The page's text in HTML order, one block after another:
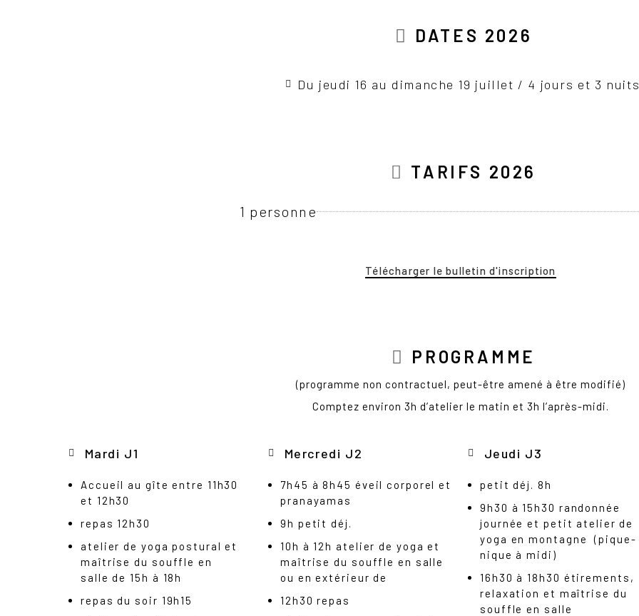
DATES 2026
Du jeudi 16 au dimanche 19 juillet / 4 jours et 3
TARIFS 2026
1 personne
Télécharger le bulletin d'inscription
PROGRAMME
(programme non contractuel, peut-être amené à être modifié)
Comptez environ 3h d’atelier le matin et 3h l’après-midi.
Mardi J1
Accueil au gîte entre 11h30
et 12h30
repas 12h30
atelier de yoga postural et
maîtrise du souffle en
salle de 15h à 18h
repas du soir 19h15
Mercredi J2
7h45 à 8h45 éveil corporel et
pranayamas
9h petit déj.
10h à 12h atelier de yoga et
maîtrise du souffle en salle
ou en extérieur de
12h30 repas
Jeudi J3
petit déj. 8h
9h30 à 15h30 randonnée
journée et petit atelier de
yoga en montagne (pique-
nique à midi)
16h30 à 18h30 étirements,
relaxation et maîtrise du
souffle en salle